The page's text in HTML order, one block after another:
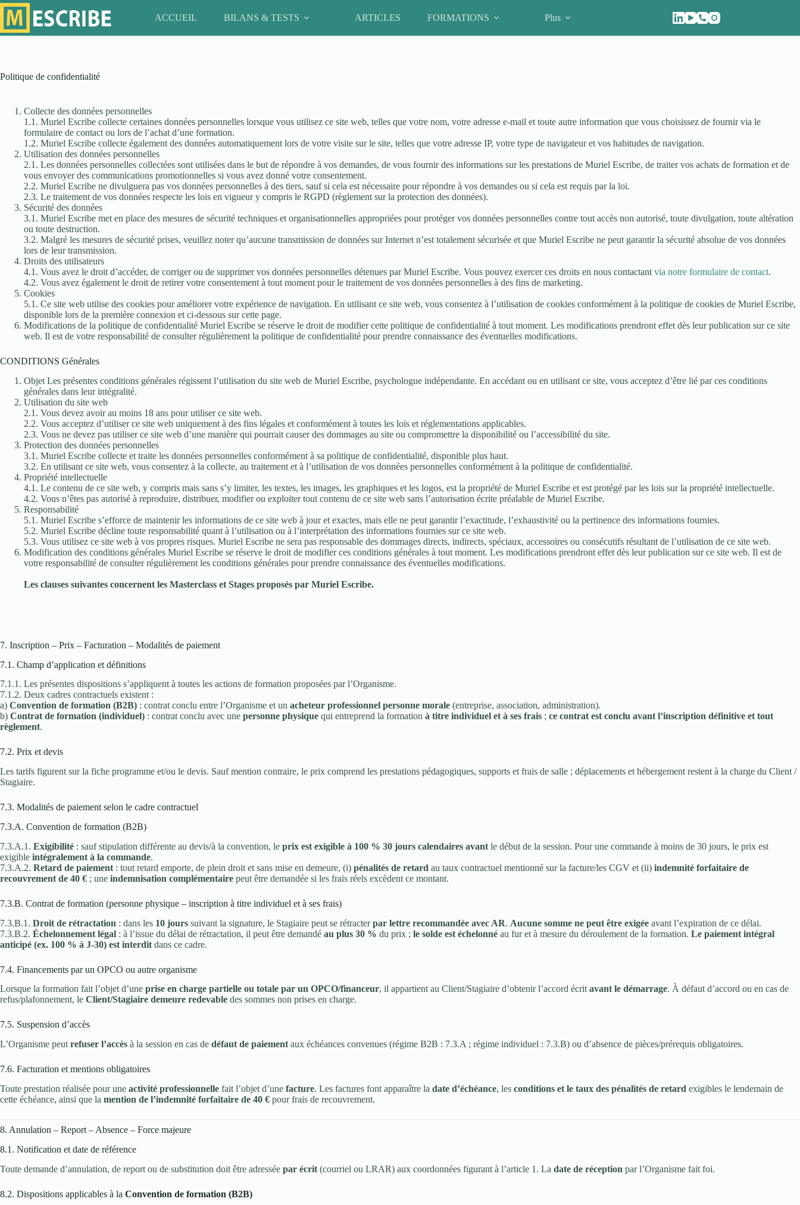
Passer
au
contenu
ACCUEIL BILANS & TESTS ARTICLES FORMATIONS Plus
Politique de confidentialité
Collecte des données personnelles
1.1. Muriel Escribe collecte certaines données personnelles lorsque vous utilisez ce site web, telles que votre nom, votre adresse e-mail et toute autre information que vous choisissez de fournir via le
formulaire de contact ou lors de l’achat d’une formation.
1.2. Muriel Escribe collecte également des données automatiquement lors de votre visite sur le site, telles que votre adresse IP, votre type de navigateur et vos habitudes de navigation.
Utilisation des données personnelles
2.1. Les données personnelles collectées sont utilisées dans le but de répondre à vos demandes, de vous fournir des informations sur les prestations de Muriel Escribe, de traiter vos achats de formation et de
vous envoyer des communications promotionnelles si vous avez donné votre consentement.
2.2. Muriel Escribe ne divulguera pas vos données personnelles à des tiers, sauf si cela est nécessaire pour répondre à vos demandes ou si cela est requis par la loi.
2.3. Le traitement de vos données respecte les lois en vigueur y compris le RGPD (règlement sur la protection des données).
Sécurité des données
3.1. Muriel Escribe met en place des mesures de sécurité techniques et organisationnelles appropriées pour protéger vos données personnelles contre tout accès non autorisé, toute divulgation, toute altération
ou toute destruction.
3.2. Malgré les mesures de sécurité prises, veuillez noter qu’aucune transmission de données sur Internet n’est totalement sécurisée et que Muriel Escribe ne peut garantir la sécurité absolue de vos données
lors de leur transmission.
Droits des utilisateurs
4.1. Vous avez le droit d’accéder, de corriger ou de supprimer vos données personnelles détenues par Muriel Escribe. Vous pouvez exercer ces droits en nous contactant via notre formulaire de contact.
4.2. Vous avez également le droit de retirer votre consentement à tout moment pour le traitement de vos données personnelles à des fins de marketing.
Cookies
5.1. Ce site web utilise des cookies pour améliorer votre expérience de navigation. En utilisant ce site web, vous consentez à l’utilisation de cookies conformément à la politique de cookies de Muriel Escribe,
disponible lors de la première connexion et ci-dessous sur cette page.
Modifications de la politique de confidentialité Muriel Escribe se réserve le droit de modifier cette politique de confidentialité à tout moment. Les modifications prendront effet dès leur publication sur ce site
web. Il est de votre responsabilité de consulter régulièrement la politique de confidentialité pour prendre connaissance des éventuelles modifications.
CONDITIONS Générales
Objet Les présentes conditions générales régissent l’utilisation du site web de Muriel Escribe, psychologue indépendante. En accédant ou en utilisant ce site, vous acceptez d’être lié par ces conditions
générales dans leur intégralité.
Utilisation du site web
2.1. Vous devez avoir au moins 18 ans pour utiliser ce site web.
2.2. Vous acceptez d’utiliser ce site web uniquement à des fins légales et conformément à toutes les lois et réglementations applicables.
2.3. Vous ne devez pas utiliser ce site web d’une manière qui pourrait causer des dommages au site ou compromettre la disponibilité ou l’accessibilité du site.
Protection des données personnelles
3.1. Muriel Escribe collecte et traite les données personnelles conformément à sa politique de confidentialité, disponible plus haut.
3.2. En utilisant ce site web, vous consentez à la collecte, au traitement et à l’utilisation de vos données personnelles conformément à la politique de confidentialité.
Propriété intellectuelle
4.1. Le contenu de ce site web, y compris mais sans s’y limiter, les textes, les images, les graphiques et les logos, est la propriété de Muriel Escribe et est protégé par les lois sur la propriété intellectuelle.
4.2. Vous n’êtes pas autorisé à reproduire, distribuer, modifier ou exploiter tout contenu de ce site web sans l’autorisation écrite préalable de Muriel Escribe.
Responsabilité
5.1. Muriel Escribe s’efforce de maintenir les informations de ce site web à jour et exactes, mais elle ne peut garantir l’exactitude, l’exhaustivité ou la pertinence des informations fournies.
5.2. Muriel Escribe décline toute responsabilité quant à l’utilisation ou à l’interprétation des informations fournies sur ce site web.
5.3. Vous utilisez ce site web à vos propres risques. Muriel Escribe ne sera pas responsable des dommages directs, indirects, spéciaux, accessoires ou consécutifs résultant de l’utilisation de ce site web.
Modification des conditions générales Muriel Escribe se réserve le droit de modifier ces conditions générales à tout moment. Les modifications prendront effet dès leur publication sur ce site web. Il est de
votre responsabilité de consulter régulièrement les conditions générales pour prendre connaissance des éventuelles modifications.
Les clauses suivantes concernent les Masterclass et Stages proposés par Muriel Escribe.
7. Inscription – Prix – Facturation – Modalités de paiement
7.1. Champ d’application et définitions
7.1.1. Les présentes dispositions s’appliquent à toutes les actions de formation proposées par l’Organisme.
7.1.2. Deux cadres contractuels existent :
a) Convention de formation (B2B) : contrat conclu entre l’Organisme et un acheteur professionnel personne morale (entreprise, association, administration).
b) Contrat de formation (individuel) : contrat conclu avec une personne physique qui entreprend la formation à titre individuel et à ses frais ; ce contrat est conclu avant l’inscription définitive et tout
règlement.
7.2. Prix et devis
Les tarifs figurent sur la fiche programme et/ou le devis. Sauf mention contraire, le prix comprend les prestations pédagogiques, supports et frais de salle ; déplacements et hébergement restent à la charge du Client /
Stagiaire.
7.3. Modalités de paiement selon le cadre contractuel
7.3.A. Convention de formation (B2B)
7.3.A.1. Exigibilité : sauf stipulation différente au devis/à la convention, le prix est exigible à 100 % 30 jours calendaires avant le début de la session. Pour une commande à moins de 30 jours, le prix est
exigible intégralement à la commande.
7.3.A.2. Retard de paiement : tout retard emporte, de plein droit et sans mise en demeure, (i) pénalités de retard au taux contractuel mentionné sur la facture/les CGV et (ii) indemnité forfaitaire de
recouvrement de 40 € ; une indemnisation complémentaire peut être demandée si les frais réels excèdent ce montant.
7.3.B. Contrat de formation (personne physique – inscription à titre individuel et à ses frais)
7.3.B.1. Droit de rétractation : dans les 10 jours suivant la signature, le Stagiaire peut se rétracterpar lettre recommandée avec AR. Aucune somme ne peut être exigée avant l’expiration de ce délai.
7.3.B.2. Échelonnement légal : à l’issue du délai de rétractation, il peut être demandé au plus 30 % du prix ; le solde est échelonné au fur et à mesure du déroulement de la formation. Le paiement intégral
anticipé (ex. 100 % à J-30) est interdit dans ce cadre.
7.4. Financements par un OPCO ou autre organisme
Lorsque la formation fait l’objet d’une prise en charge partielle ou totale par un OPCO/financeur, il appartient au Client/Stagiaire d’obtenir l’accord écrit avant le démarrage. À défaut d’accord ou en cas de
refus/plafonnement, le Client/Stagiaire demeure redevable des sommes non prises en charge.
7.5. Suspension d’accès
L’Organisme peut refuser l’accès à la session en cas de défaut de paiement aux échéances convenues (régime B2B : 7.3.A ; régime individuel : 7.3.B) ou d’absence de pièces/prérequis obligatoires.
7.6. Facturation et mentions obligatoires
Toute prestation réalisée pour une activité professionnelle fait l’objet d’une facture. Les factures font apparaître la date d’échéance, les conditions et le taux des pénalités de retard exigibles le lendemain de
cette échéance, ainsi que la mention de l’indemnité forfaitaire de 40 € pour frais de recouvrement.
8. Annulation – Report – Absence – Force majeure
8.1. Notification et date de référence
Toute demande d’annulation, de report ou de substitution doit être adressée par écrit (courriel ou LRAR) aux coordonnées figurant à l’article 1. La date de réception par l’Organisme fait foi.
8.2. Dispositions applicables à la Convention de formation (B2B)